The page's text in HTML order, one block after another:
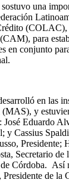
una
para
en conjunto
en las
y
Eduardo
y Cassius
Presidente;
Secretario de
Córdoba. Así
de la